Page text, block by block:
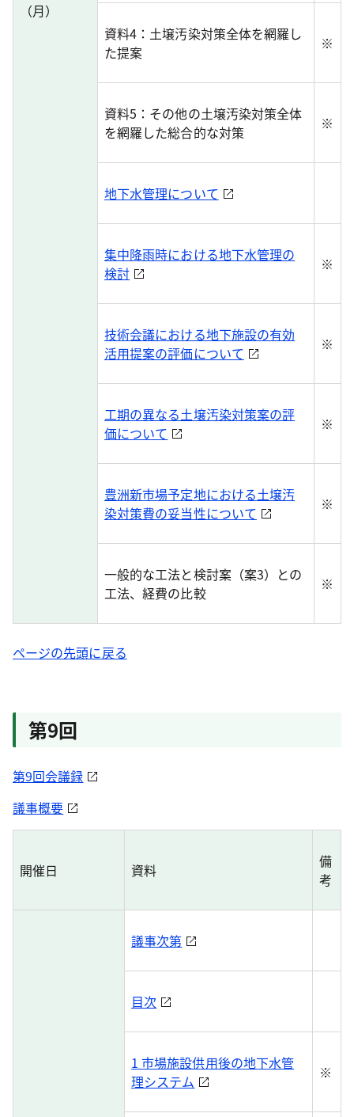
（月）
資料4：土壌汚染対策全体を網羅し
た提案
※
資料5：その他の土壌汚染対策全体
を網羅した総合的な対策
※
地下水管理について
集中降雨時における地下水管理の
検討
※
技術会議における地下施設の有効
活用提案の評価について
※
工期の異なる土壌汚染対策案の評
価について
※
豊洲新市場予定地における土壌汚
染対策費の妥当性について
※
一般的な工法と検討案（案3）との
工法、経費の比較
※
ページの先頭に戻る
第9回
第9回会議録
議事概要
開催日 資料
備
考
議事次第
目次
1 市場施設供用後の地下水管
理システム
※